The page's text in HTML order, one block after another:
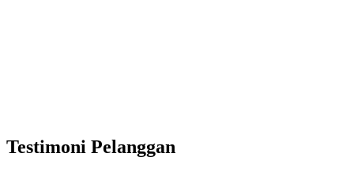
Testimoni Pelanggan